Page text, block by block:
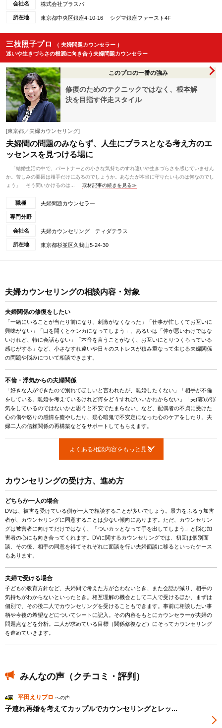
会社名
株式会社プラスパ
所在地 東京都中央区銀座4-10-16 シグマ銀座ファースト4F
三枝照子プロ
（ 夫婦問題カウンセラー ）
迷いや生きづらさの根源に向き合う夫婦問題カウンセラー
このプロの一番の強み
修復のためのテクニックではなく、根本解
決を目指す伴走スタイル
[東京都／夫婦カウンセリング]
夫婦間の問題のみならず、人生にプラスとなる考え方のエ
ッセンスを見つける場に
「結婚生活の中で、パートナーとの小さな気持ちのすれ違いや生きづらさを感じていません
か。苦しみの要因は相手だけにあるのでしょうか。あなたが本当に守りたいものは何なのでし
ょう」 そう問いかけるのは...
取材記事の続きを見る≫
職種 夫婦問題カウンセラー
専門分野
会社名 夫婦カウンセリング ティダテラス
所在地 東京都杉並区久我山5-24-30
夫婦カウンセリングの相談内容・対象
夫婦関係の修復をしたい
「一緒にいることが当たり前になり、刺激がなくなった」「仕事が忙しくてお互いに
興味がない」「口を開くとケンカになってしまう」、あるいは「仲が悪いわけではな
いけれど、特に会話もない」「本音を言うことがなく、お互いにとりつくろっている
感じがする」など、小さなすれ違いや日々のストレスが積み重なって生じる夫婦関係
の問題や悩みについて相談できます。
不倫・浮気からの夫婦関係
「好きな人ができたので別れてほしいと言われたが、離婚したくない」「相手が不倫
をしている。離婚を考えているけれど何をどうすればいいかわからない」「夫(妻)が浮
気をしているのではないかと思うと不安でたまらない」など、配偶者の不貞に受けた
心の傷や怒りの感情を癒やしたり、疑心暗鬼で不安定になった心のケアをしたり。夫
婦二人の信頼関係の再構築などをサポートしてもらえます。
よくある相談内容をもっと見る
カウンセリングの受け方、進め方
どちらか一人の場合
DVは、被害を受けている側が一人で相談することが多いでしょう。暴力をふるう加害
者が、カウンセリングに同意することは少ない傾向にあります。ただ、カウンセリン
グは被害者に向けてだけではなく、「ついカッとなって手を出してしまう」と悩む加
害者の心にも向き合ってくれます。DVに関するカウンセリングでは、初回は個別面
談、その後、相手の同意を得てそれぞれに面談を行い夫婦面談に移るといったケース
もあります。
夫婦で受ける場合
子どもの教育方針など、夫婦間で考えた方が合わないとき、また会話が減り、相手の
気持ちがわからないといったとき。相互理解の機会として二人で受けるほか、まずは
個別で、その後二人でカウンセリングを受けることもできます。事前に相談したい事
柄や今後の希望などについてシートに記入。その内容をもとにカウンセラーが夫婦の
問題点などを分析。二人が求めている目標（関係修復など）にそってカウンセリング
を進めていきます。
みんなの声（クチコミ・評判）
4票 平田えりプロ への声
子連れ再婚を考えてカップルでカウンセリングとレッ...